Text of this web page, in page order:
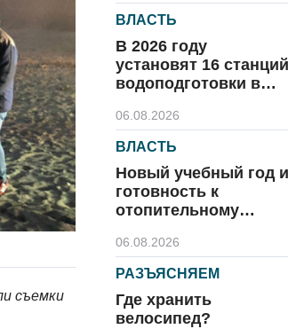
съемки
ВЛАСТЬ
В 2026 году
установят 16 станций
водоподготовки в
06.08.2026
ВЛАСТЬ
Новый учебный год и
готовность к
отопительному
06.08.2026
РАЗЪЯСНЯЕМ
Где хранить
велосипед?